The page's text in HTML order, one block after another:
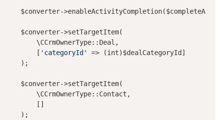
$converter-
    $converter->setTargetItem(
        \CCrmOwnerType::Deal,
        [
'categoryId'
=> (int)$dealCategoryId]
    );
    $converter->setTargetItem(
        \CCrmOwnerType::Contact,
        []
    );